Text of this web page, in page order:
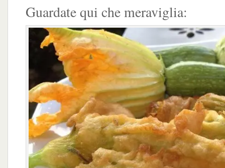
Guardate qui che meraviglia: